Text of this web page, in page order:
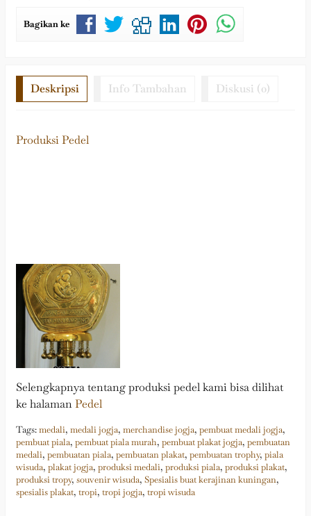
Bagikan ke
Deskripsi Info Tambahan Diskusi (0)
Produksi Pedel
Selengkapnya tentang produksi pedel kami bisa dilihat
ke halamanPedel
Tags:medali, medali jogja, merchandise jogja, pembuat medali jogja,
pembuat piala, pembuat piala murah, pembuat plakat jogja, pembuatan
medali, pembuatan piala, pembuatan plakat, pembuatan trophy, piala
wisuda, plakat jogja, produksi medali, produksi piala, produksi plakat,
produksi tropy, souvenir wisuda, Spesialis buat kerajinan kuningan,
spesialis plakat, tropi, tropi jogja, tropi wisuda